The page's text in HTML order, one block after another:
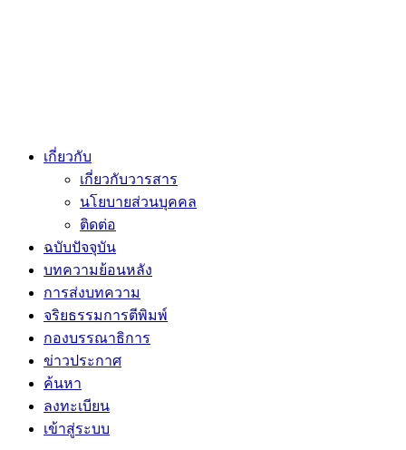
เกี่ยวกับ
เกี่ยวกับวารสาร
นโยบายส่วนบุคคล
ติดต่อ
ฉบับปัจจุบัน
บทความย้อนหลัง
การส่งบทความ
จริยธรรมการตีพิมพ์
กองบรรณาธิการ
ข่าวประกาศ
ค้นหา
ลงทะเบียน
เข้าสู่ระบบ